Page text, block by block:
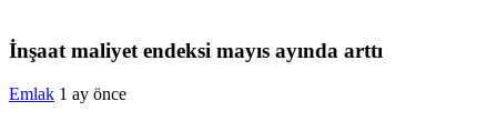
İnşaat maliyet endeksi mayıs ayında arttı
Emlak 1 ay önce